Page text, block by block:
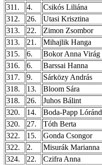
311.
4. Csikós Liliána
312.
26. Utasi Krisztina
313.
22. Zimon Zsombor
313.
21. Mihajlik Hanga
315.
6. Bokor Anna Virág
316.
6. Barssai Hanna
317.
9. Sárközy András
318.
13. Bloom Sára
318.
26. Juhos Bálint
320.
14. Boda-Papp Lóránd
320.
27. Tóth Berta
322.
15. Gonda Csongor
322.
2. Misurák Marianna
324.
22. Czifra Anna